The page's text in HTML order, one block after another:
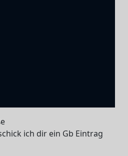
ich dir ein Gb Eintrag